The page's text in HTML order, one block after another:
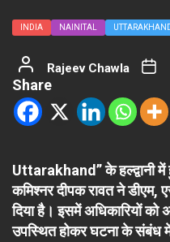
INDIA NAINITAL
Rajeev Chawla
Share
Uttarakhand” के हल्द्वानी
कमिश्नर दीपक रावत ने
दिया है। इसमें अधिकारियों
उपस्थित होकर घटना के संबंध